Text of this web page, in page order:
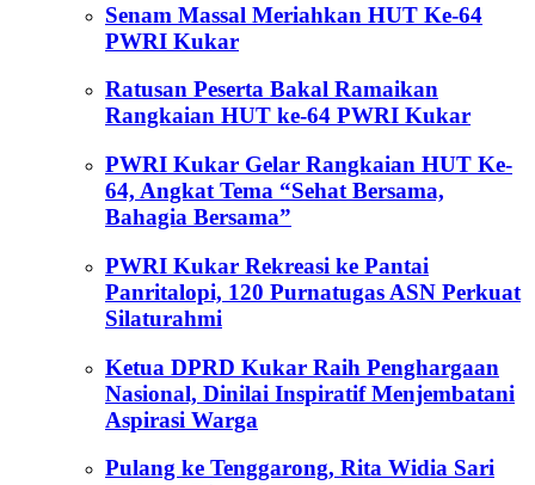
Senam Massal Meriahkan HUT Ke-64
PWRI Kukar
Ratusan Peserta Bakal Ramaikan
Rangkaian HUT ke-64 PWRI Kukar
PWRI Kukar Gelar Rangkaian HUT Ke-
64, Angkat Tema “Sehat Bersama,
Bahagia Bersama”
PWRI Kukar Rekreasi ke Pantai
Panritalopi, 120 Purnatugas ASN Perkuat
Silaturahmi
Ketua DPRD Kukar Raih Penghargaan
Nasional, Dinilai Inspiratif Menjembatani
Aspirasi Warga
Pulang ke Tenggarong, Rita Widia Sari